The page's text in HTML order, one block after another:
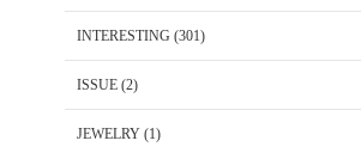
INTERESTING (301)
ISSUE (2)
JEWELRY (1)